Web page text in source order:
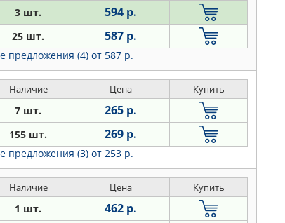
3 шт. 594 р.
25 шт. 587 р.
предложения (4) от 587 р.
Наличие Цена Купить
7 шт. 265 р.
155 шт. 269 р.
предложения (3) от 253 р.
Наличие Цена Купить
1 шт. 462 р.